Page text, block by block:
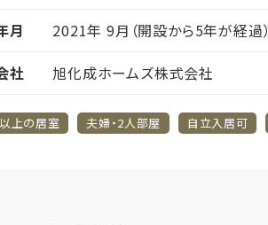
月
2021年 9月（開設から5年が経過）
社
旭化成ホームズ株式会社
上の居室 夫婦・2人部屋 自立入居可